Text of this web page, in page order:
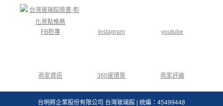
FB粉專 Instagram youtube
商家資訊 360度環景 商家評論
台明將企業股份有限公司 台灣玻璃館 | 統編：45499448